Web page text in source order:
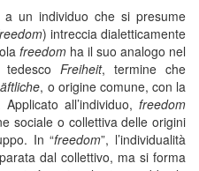
a un individuo che si presume
) intreccia dialetticamente
freedom ha il suo analogo nel
Freiheit, termine che
, o origine comune, con la
all’individuo, freedom
sociale o collettiva delle origini
In “freedom”, l’individualità
dal collettivo, ma si forma